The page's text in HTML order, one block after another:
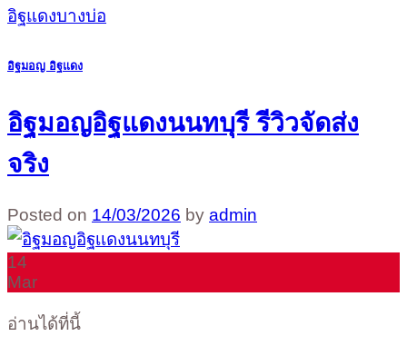
อิฐแดงบางบ่อ
อิฐมอญ อิฐแดง
อิฐมอญอิฐแดงนนทบุรี รีวิวจัดส่ง
จริง
Posted on 14/03/2026 by admin
14
Mar
อ่านได้ที่นี้